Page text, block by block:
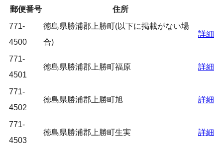
郵便番号
住所
771-
4500
徳島県勝浦郡上勝町(以下に掲載がない場
合)
詳細
771-
4501
徳島県勝浦郡上勝町福原 詳細
771-
4502
徳島県勝浦郡上勝町旭 詳細
771-
4503
徳島県勝浦郡上勝町生実 詳細